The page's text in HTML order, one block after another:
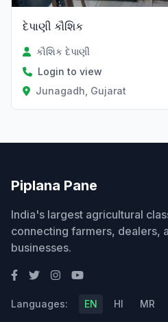
દેપાણી કૌશિક
કૌશિક દેપાણી
Login to view
Junagadh, Gujarat
Piplana Pane
India's largest agricultural
connecting farmers, dealers,
businesses.
Languages: EN HI MR